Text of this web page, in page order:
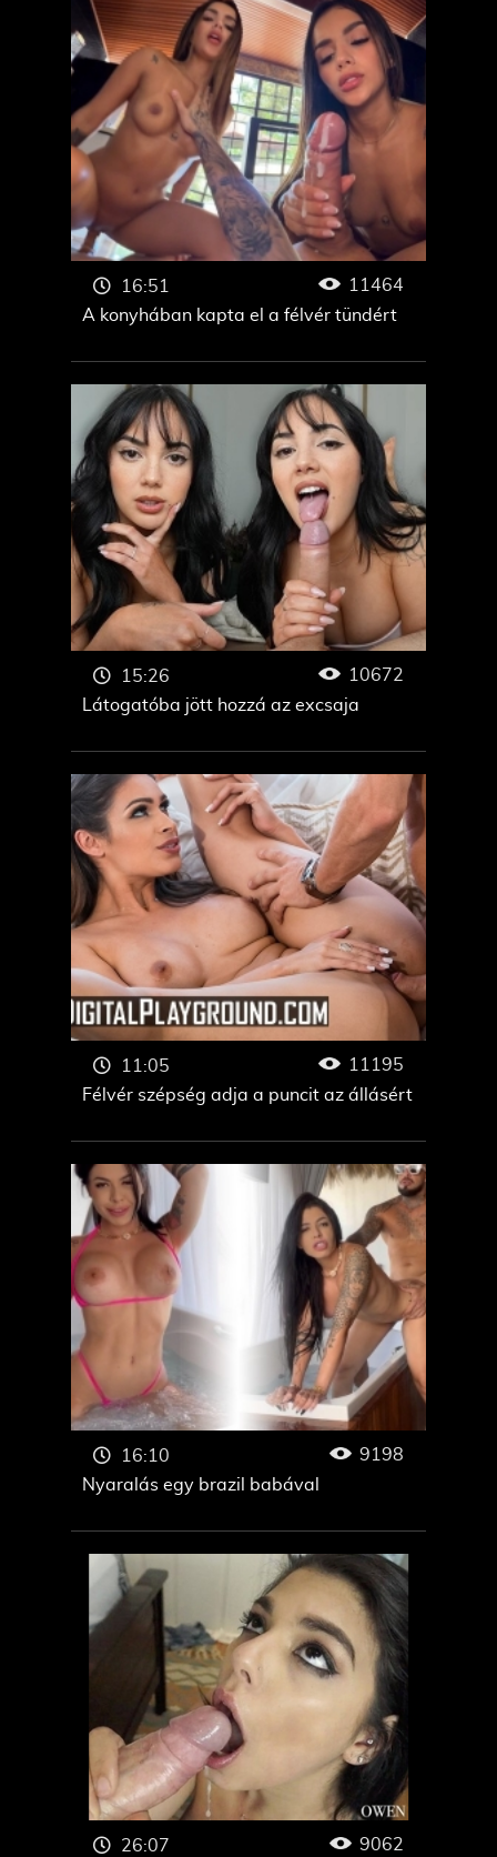
A konyhában kapta el a félvér tündért
16:51 11464
Látogatóba jött hozzá az excsaja
15:26 10672
Félvér szépség adja a puncit az állásért
11:05 11195
Nyaralás egy brazil babával
16:10 9198
26:07 9062